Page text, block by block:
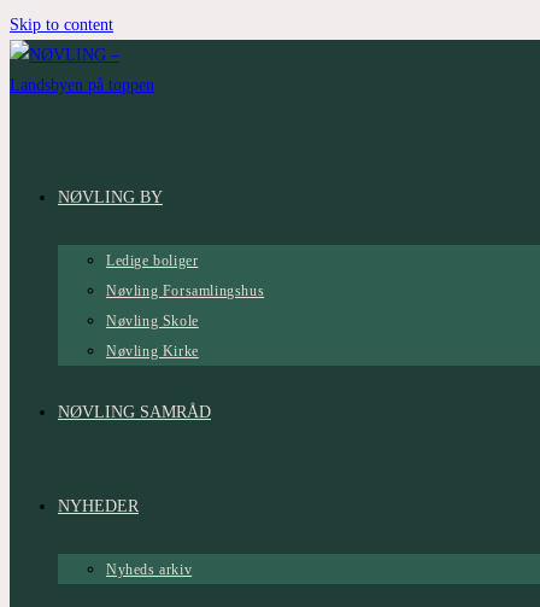
Skip to content
NØVLING BY
Ledige boliger
Nøvling Forsamlingshus
Nøvling Skole
Nøvling Kirke
NØVLING SAMRÅD
NYHEDER
Nyheds arkiv